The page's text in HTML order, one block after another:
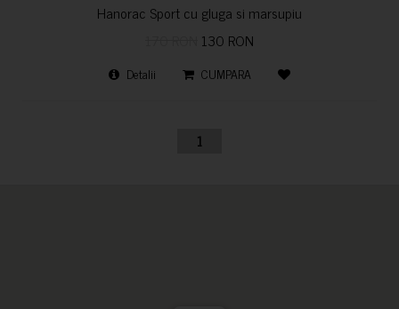
Hanorac Sport cu gluga si marsupiu
130 RON
Detalii CUMPARA
1